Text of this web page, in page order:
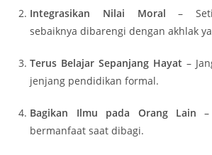
Integrasikan Nilai Moral –
sebaiknya dibarengi dengan akhlak
Terus Belajar Sepanjang Hayat –
jenjang pendidikan formal.
Bagikan Ilmu pada Orang Lain
bermanfaat saat dibagi.